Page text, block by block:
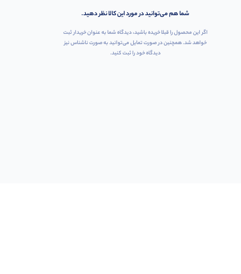
شما هم می‌توانید در مورد این کالا نظر دهید.
اگر این محصول را قبلا خریده باشید، دیدگاه شما به عنوان خریدار ثبت
خواهد شد. همچنین در صورت تمایل می‌توانید به صورت ناشناس نیز
دیدگاه خود را ثبت کنید.